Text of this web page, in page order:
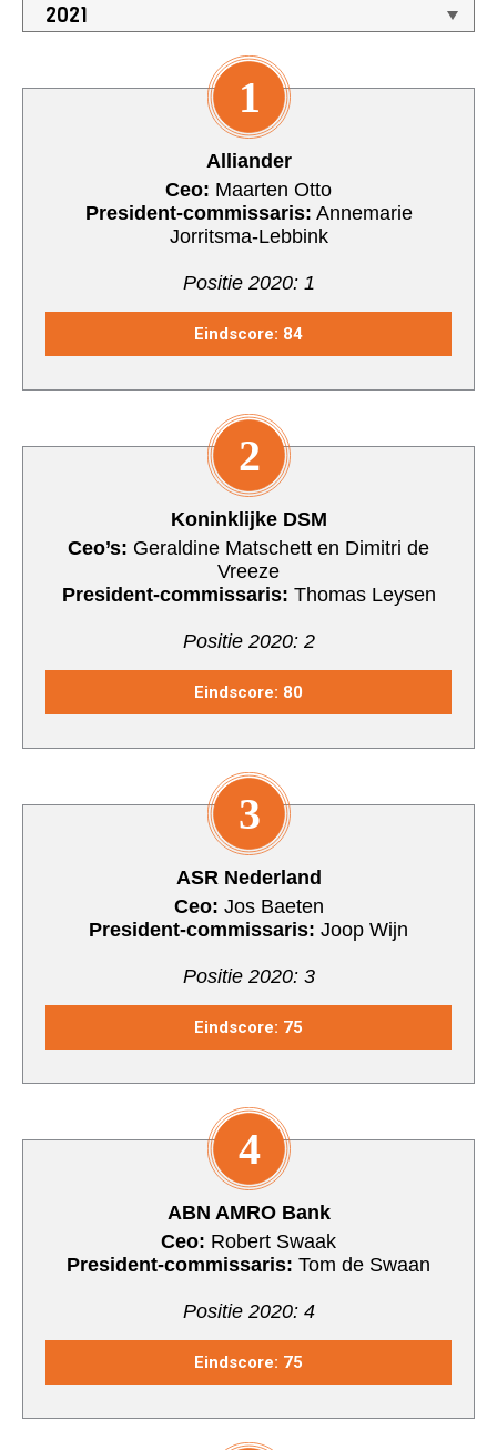
1
Alliander
Ceo: Maarten Otto
President-commissaris: Annemarie
Jorritsma-Lebbink
Positie 2020: 1
Eindscore: 84
2
Koninklijke DSM
Ceo’s: Geraldine Matschett en Dimitri de
Vreeze
President-commissaris: Thomas Leysen
Positie 2020: 2
Eindscore: 80
3
ASR Nederland
Ceo: Jos Baeten
President-commissaris: Joop Wijn
Positie 2020: 3
Eindscore: 75
4
ABN AMRO Bank
Ceo: Robert Swaak
President-commissaris: Tom de Swaan
Positie 2020: 4
Eindscore: 75